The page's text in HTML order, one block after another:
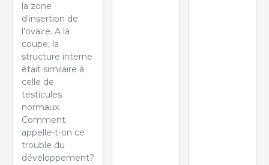
la zone
d'insertion de
l'ovaire. A la
coupe, la
structure interne
était similaire à
celle de
testicules
normaux.
Comment
appelle-t-on ce
trouble du
développement?